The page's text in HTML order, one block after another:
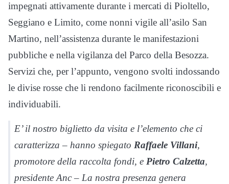
impegnati attivamente durante i mercati di Pioltello,
Seggiano e Limito, come nonni vigile all’asilo San
Martino, nell’assistenza durante le manifestazioni
pubbliche e nella vigilanza del Parco della Besozza.
Servizi che, per l’appunto, vengono svolti indossando
le divise rosse che li rendono facilmente riconoscibili e
individuabili.
E’ il nostro biglietto da visita e l’elemento che ci
caratterizza – hanno spiegato Raffaele Villani,
promotore della raccolta fondi, e Pietro Calzetta,
presidente Anc – La nostra presenza genera